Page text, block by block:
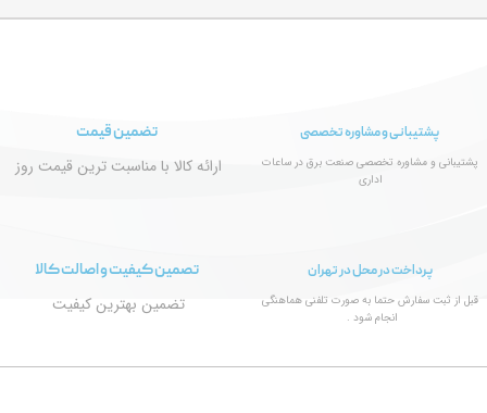
پشتیبانی و مشاوره تخصصی
پشتیبانی و مشاوره تخصصی صنعت برق در ساعات
اداری
تضمین قیمت
ارائه کالا با مناسبت ترین قیمت روز
پرداخت در محل در تهران
قبل از ثبت سفارش حتما به صورت تلفنی هماهنگی
انجام شود .
تصمین کیفیت و اصالت کالا
تضمین بهترین کیفیت